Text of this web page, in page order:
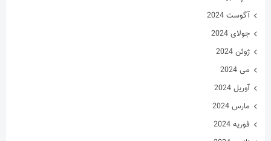
آگوست 2024
جولای 2024
ژوئن 2024
می 2024
آوریل 2024
مارس 2024
فوریه 2024